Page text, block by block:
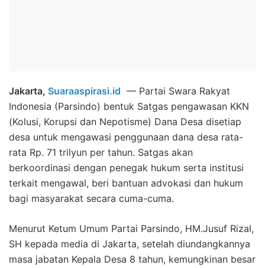
Jakarta, Suaraaspirasi.id — Partai Swara Rakyat
Indonesia (Parsindo) bentuk Satgas pengawasan KKN
(Kolusi, Korupsi dan Nepotisme) Dana Desa disetiap
desa untuk mengawasi penggunaan dana desa rata-
rata Rp. 71 trilyun per tahun. Satgas akan
berkoordinasi dengan penegak hukum serta institusi
terkait mengawal, beri bantuan advokasi dan hukum
bagi masyarakat secara cuma-cuma.
Menurut Ketum Umum Partai Parsindo, HM.Jusuf Rizal,
SH kepada media di Jakarta, setelah diundangkannya
masa jabatan Kepala Desa 8 tahun, kemungkinan besar